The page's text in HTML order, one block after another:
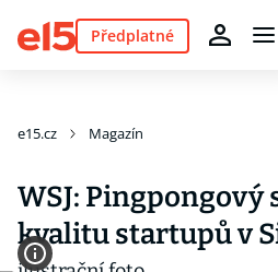
Předplatné
e15.cz Magazín
WSJ: Pingpongový
kvalitu startupů v